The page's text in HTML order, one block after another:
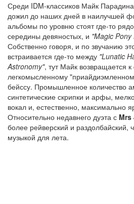
Среди IDM-классиков Майк
дожил до наших дней в наилучшей
альбомы по уровню стоят где-то
середины девяностых, и "Magic Pony
Собственно говоря, и по звучанию
встраивается где-то между "Lunatic
Astronomy", тут Майк возвращается
легкомысленному
бейссу. Промышленное количество
синтетические скрипки и арфы,
вокал и, естественно, максимально
Относительно недавнего дуэта с
более рейверский и раздолбайский,
музыкой для лета.